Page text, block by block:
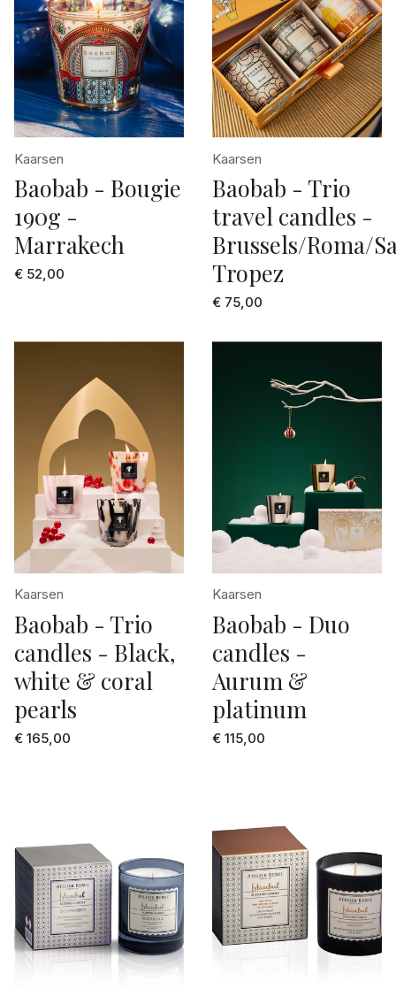
Kaarsen
Baobab - Bougie
190g -
Marrakech
€ 52,00
Kaarsen
Baobab - Trio
travel candles -
Brussels/Roma/
Tropez
€ 75,00
Kaarsen
Baobab - Trio
candles - Black,
white & coral
pearls
€ 165,00
Kaarsen
Baobab - Duo
candles -
Aurum &
platinum
€ 115,00